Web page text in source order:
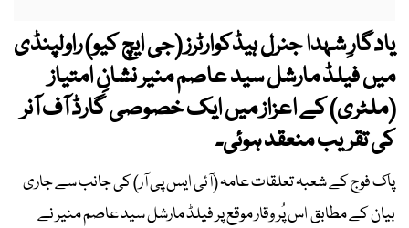
یادگارِ شہدا جنرل ہیڈکوارٹرز (جی ایچ کیو) راولپنڈی
میں فیلڈ مارشل سید عاصم منیر نشانِ امتیاز
(ملٹری) کے اعزاز میں ایک خصوصی گارڈ آف آنر
کی تقریب منعقد ہوئی۔
پاک فوج کے شعبہ تعلقات عامہ (آئی ایس پی آر) کی جانب سے جاری
بیان کے مطابق اس پُر وقار موقع پر فیلڈ مارشل سید عاصم منیر نے